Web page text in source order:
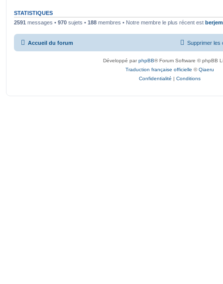
STATISTIQUES
2591 messages • 970 sujets • 188 membres • Notre membre le plus récent est
Accueil du forum Supprimer les
Développé parphpBB® Forum Software © phpBB
Traduction française officielle ©Qiaeru
Confidentialité | Conditions